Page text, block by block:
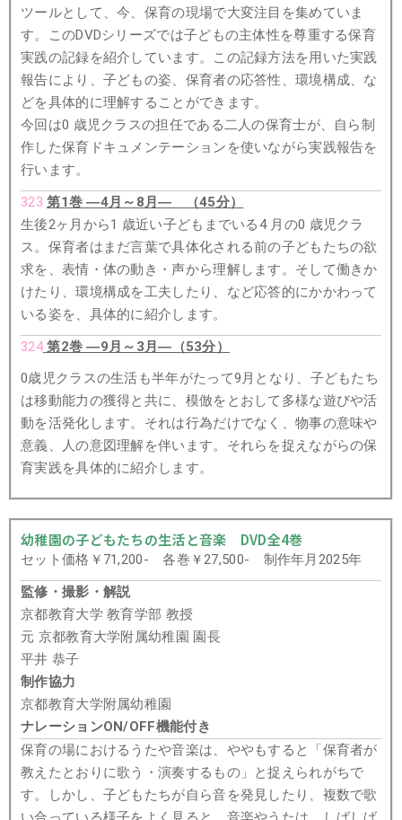
ツールとして、今、保育の現場で大変注目を集めていま
す。このDVDシリーズでは子どもの主体性を尊重する保育
実践の記録を紹介しています。この記録方法を用いた実践
報告により、子どもの姿、保育者の応答性、環境構成、な
どを具体的に理解することができます。
今回は0 歳児クラスの担任である二人の保育士が、自ら制
作した保育ドキュメンテーションを使いながら実践報告を
行います。
323 第1巻 ―4月～8月― （45分）
生後2ヶ月から1 歳近い子どもまでいる4 月の0 歳児クラ
ス。保育者はまだ言葉で具体化される前の子どもたちの欲
求を、表情・体の動き・声から理解します。そして働きか
けたり、環境構成を工夫したり、など応答的にかかわって
いる姿を、具体的に紹介します。
324第2巻 ―9月～3月―（53分）
0歳児クラスの生活も半年がたって9月となり、子どもたち
は移動能力の獲得と共に、模倣をとおして多様な遊びや活
動を活発化します。それは行為だけでなく、物事の意味や
意義、人の意図理解を伴います。それらを捉えながらの保
育実践を具体的に紹介します。
幼稚園の子どもたちの生活と音楽 DVD全4巻
セット価格￥71,200- 各巻￥27,500- 制作年月2025年
監修・撮影・解説
京都教育大学 教育学部 教授
元 京都教育大学附属幼稚園 園長
平井 恭子
制作協力
京都教育大学附属幼稚園
ナレーションON/OFF機能付き
保育の場におけるうたや音楽は、ややもすると「保育者が
教えたとおりに歌う・演奏するもの」と捉えられがちで
す。しかし、子どもたちが自ら音を発見したり、複数で歌